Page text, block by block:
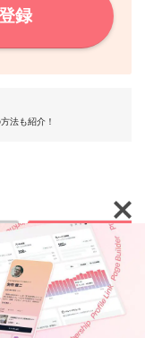
録
法も紹介！
オンラインレッスン
め方｜ピアノ篇
例 ウェビナー・イベント